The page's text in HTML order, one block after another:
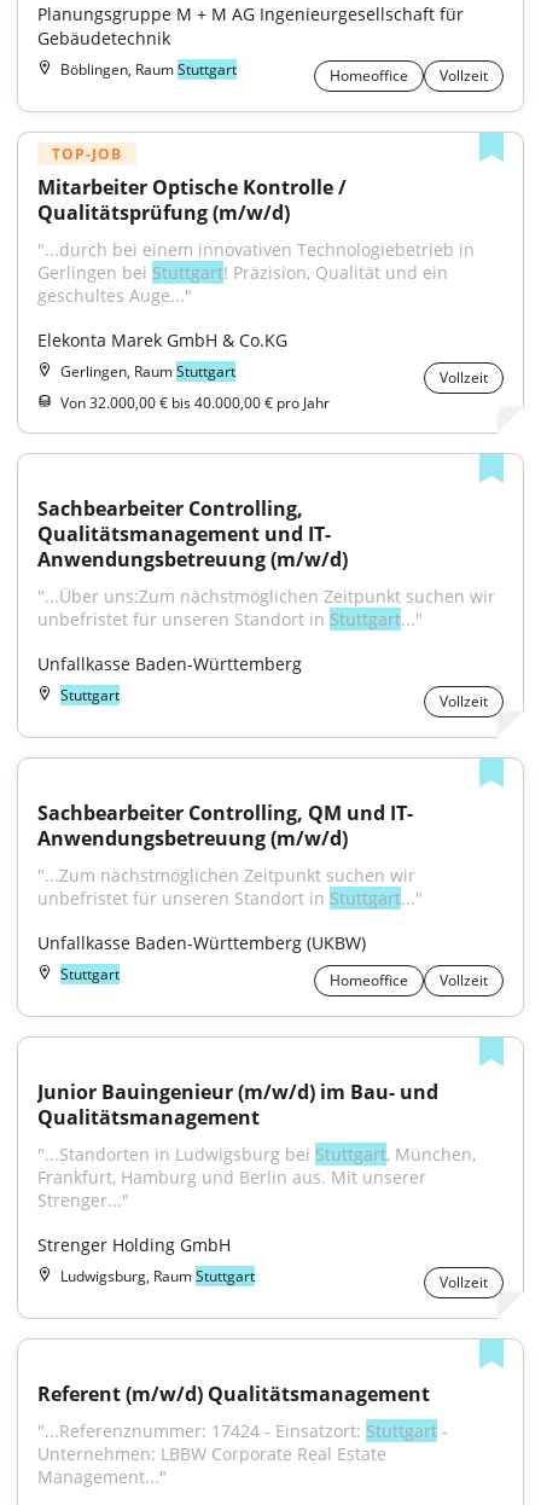
Planungsgruppe M + M AG Ingenieurgesellschaft für
Gebäudetechnik
Böblingen, RaumStuttgart Homeoffice Vollzeit
TOP-JOB
Mitarbeiter Optische Kontrolle /
Qualitätsprüfung (m/w/d)
"...durch bei einem innovativen Technologiebetrieb in
Gerlingen bei Stuttgart! Präzision, Qualität und ein
geschultes Auge..."
Elekonta Marek GmbH & Co.KG
Gerlingen, RaumStuttgart
Vollzeit
Von 32.000,00 € bis 40.000,00 € pro Jahr
Sachbearbeiter Controlling,
Qualitätsmanagement und IT-
Anwendungsbetreuung (m/w/d)
"...Über uns:Zum nächstmöglichen Zeitpunkt suchen wir
unbefristet für unseren Standort in Stuttgart..."
Unfallkasse Baden-Württemberg
Stuttgart Vollzeit
Sachbearbeiter Controlling, QM und IT-
Anwendungsbetreuung (m/w/d)
"...Zum nächstmöglichen Zeitpunkt suchen wir
unbefristet für unseren Standort in Stuttgart..."
Unfallkasse Baden-Württemberg (UKBW)
Stuttgart Homeoffice Vollzeit
Junior Bauingenieur (m/w/d) im Bau- und
Qualitätsmanagement
"...Standorten in Ludwigsburg bei Stuttgart, München,
Frankfurt, Hamburg und Berlin aus. Mit unserer
Strenger..."
Strenger Holding GmbH
Ludwigsburg, RaumStuttgart Vollzeit
Referent (m/w/d) Qualitätsmanagement
"...Referenznummer: 17424 - Einsatzort: Stuttgart -
Unternehmen: LBBW Corporate Real Estate
Management..."